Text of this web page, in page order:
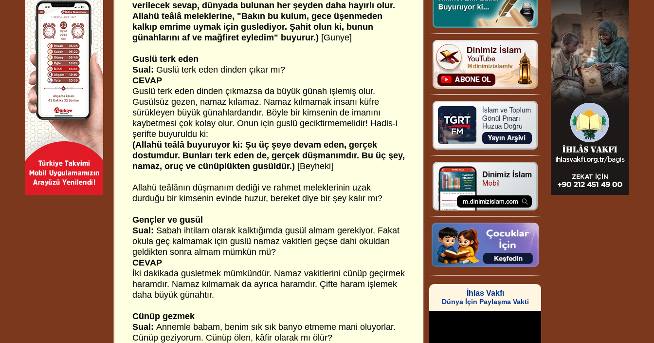
verilecek sevap, dünyada bulunan her şeyden daha hayırlı olur.
Allahü teâlâ meleklerine, "Bakın bu kulum, gece üşenmeden
kalkıp emrime uymak için guslediyor. Şahit olun ki, bunun
günahlarını af ve mağfiret eyledim" buyurur.) [Gunye]
Guslü terk eden
Sual: Guslü terk eden dinden çıkar mı?
CEVAP
Guslü terk eden dinden çıkmazsa da büyük günah işlemiş olur.
Gusülsüz gezen, namaz kılamaz. Namaz kılmamak insanı küfre
sürükleyen büyük günahlardandır. Böyle bir kimsenin de imanını
kaybetmesi çok kolay olur. Onun için guslü geciktirmemelidir! Hadis-i
şerifte buyuruldu ki:
(Allahü teâlâ buyuruyor ki: Şu üç şeye devam eden, gerçek
dostumdur. Bunları terk eden de, gerçek düşmanımdır. Bu üç şey,
namaz, oruç ve cünüplükten gusüldür.) [Beyheki]
Allahü teâlânın düşmanım dediği ve rahmet meleklerinin uzak
durduğu bir kimsenin evinde huzur, bereket diye bir şey kalır mı?
Gençler ve gusül
Sual: Sabah ihtilam olarak kalktığımda gusül almam gerekiyor. Fakat
okula geç kalmamak için guslü namaz vakitleri geçse dahi okuldan
geldikten sonra almam mümkün mü?
CEVAP
İki dakikada gusletmek mümkündür. Namaz vakitlerini cünüp geçirmek
haramdır. Namaz kılmamak da ayrıca haramdır. Çifte haram işlemek
daha büyük günahtır.
Cünüp gezmek
Sual: Annemle babam, benim sık sık banyo etmeme mani oluyorlar.
Cünüp geziyorum. Cünüp ölen, kâfir olarak mı ölür?
İhlas Vakfı
Dünya İçin Paylaşma Vakti